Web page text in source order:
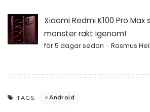
Xiaomi Redmi K100 Pro
monster rakt igenom!
för 5 dagar sedan Rasmus
TAGS: Android